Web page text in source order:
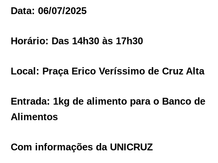
Data: 06/07/2025
Horário: Das 14h30 às 17h30
Local: Praça Erico Veríssimo de Cruz Alta
Entrada: 1kg de alimento para o Banco de
Alimentos
Com informações da UNICRUZ